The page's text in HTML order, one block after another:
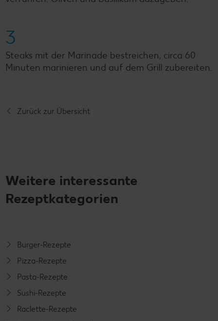
3
Steaks mit der Marinade bestreichen, circa 60
Minuten marinieren und auf dem Grill zubereiten.
Zurück zur Übersicht
Weitere interessante
Rezeptkategorien
Burger-Rezepte
Pizza-Rezepte
Pasta-Rezepte
Sushi-Rezepte
Raclette-Rezepte